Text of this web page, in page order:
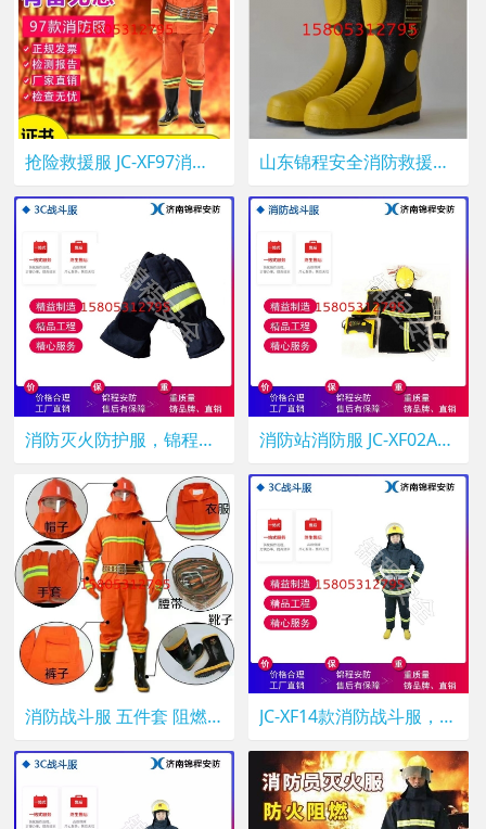
抢险救援服 JC-XF97消防防护服五件套 锦程安全 97式灭火防护服 山东锦程安全消防救援战斗服 JC-XF02A灭火防护服 消防救援防护服价格
消防灭火防护服，锦程安全阻燃消防服，JC-XF14消防站灭火防护服 消防站消防服 JC-XF02A消防战斗服 锦程安全防火阻燃应急战斗服
消防战斗服 五件套 阻燃防护服 灭火防护服 锦程JC-XF97 防火服 JC-XF14款消防战斗服，锦程安全消防3C认证防护服，滨州3C认证消防服